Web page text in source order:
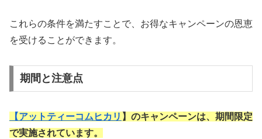
これらの条件を満たすことで、お得なキャンペーンの恩恵
を受けることができます。
期間と注意点
【アットティーコムヒカリ 】のキャンペーンは、期間限定
で実施されています。